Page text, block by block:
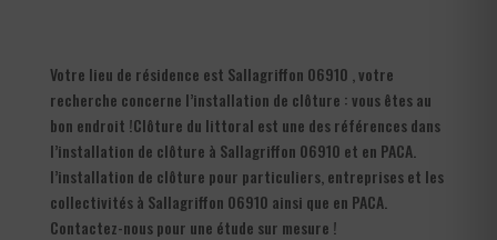
Votre lieu de résidence est Sallagriffon 06910 , votre
recherche concerne l’installation de clôture : vous êtes au
bon endroit !Clôture du littoral est une des références dans
l’installation de clôture à Sallagriffon 06910 et en PACA.
l’installation de clôture pour particuliers, entreprises et les
collectivités à Sallagriffon 06910 ainsi que en PACA.
Contactez-nous pour une étude sur mesure !